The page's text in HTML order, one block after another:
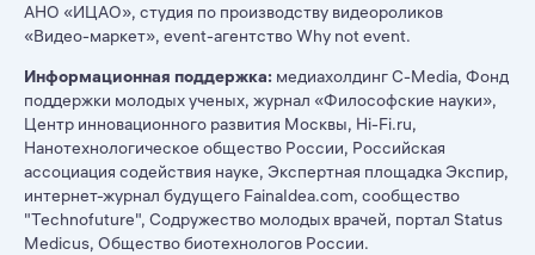
АНО «ИЦАО», студия по производству видеороликов
«Видео-маркет», event-агентство Why not event.
Информационная поддержка: медиахолдинг C-Media, Фонд
поддержки молодых ученых, журнал «Философские науки»,
Центр инновационного развития Москвы, Hi-Fi.ru,
Нанотехнологическое общество России, Российская
ассоциация содействия науке, Экспертная площадка Экспир,
интернет-журнал будущего FainaIdea.com, сообщество
"Technofuture", Содружество молодых врачей, портал Status
Medicus, Общество биотехнологов России.